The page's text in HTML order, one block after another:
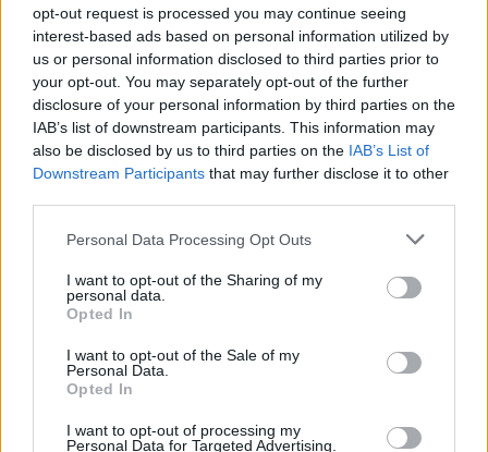
opt-out request is processed you may continue seeing
interest-based ads based on personal information utilized by
us or personal information disclosed to third parties prior to
your opt-out. You may separately opt-out of the further
disclosure of your personal information by third parties on the
IAB’s list of downstream participants. This information may
also be disclosed by us to third parties on the IAB’s List of
Downstream Participants that may further disclose it to other
Personal Data Processing Opt Outs
I want to opt-out of the Sharing of my
personal data.
Opted In
I want to opt-out of the Sale of my
Personal Data.
Opted In
I want to opt-out of processing my
Personal Data for Targeted Advertising.
Esim for USA|Esim for Italy| Esim for Spain|Esim